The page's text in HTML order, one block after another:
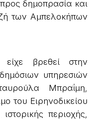
δημοπρασία και
των Αμπελοκήπων
είχε βρεθεί στην
υπηρεσιών
Μπραΐμη,
του Ειρηνοδικείου
περιοχής,